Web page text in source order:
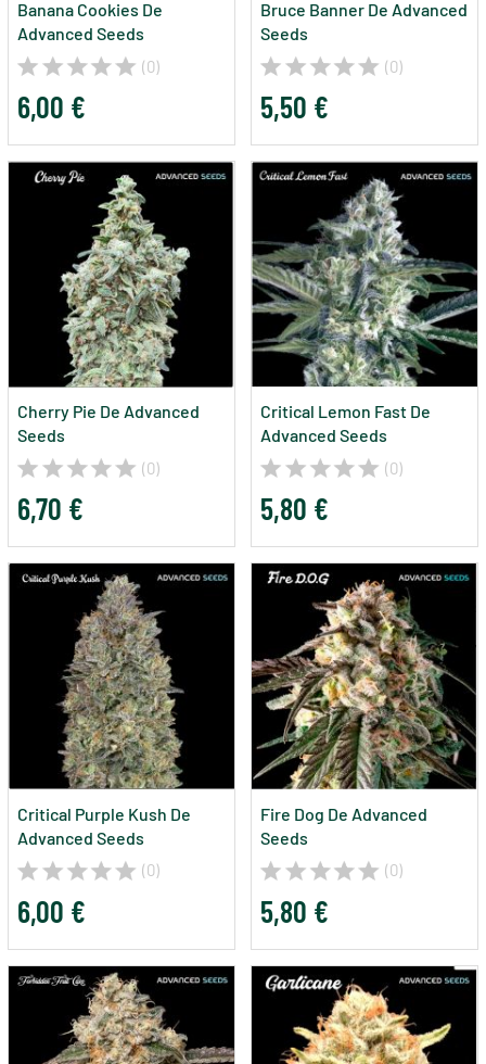
Banana Cookies De
Advanced Seeds
(0)
6,00 €
Bruce Banner De Advanced
Seeds
(0)
5,50 €
Cherry Pie De Advanced
Seeds
(0)
6,70 €
Critical Lemon Fast De
Advanced Seeds
(0)
5,80 €
Critical Purple Kush De
Advanced Seeds
(0)
6,00 €
Fire Dog De Advanced
Seeds
(0)
5,80 €